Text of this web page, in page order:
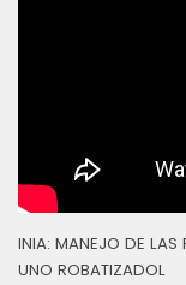
INIA: MANEJO DE LAS
UNO ROBATIZADOL